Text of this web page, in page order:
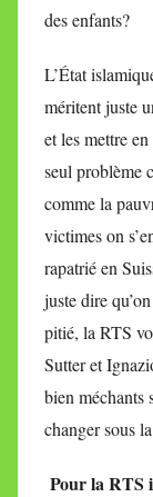
des enfants?
L’État
méritent juste
et les mettre
seul problème
comme la
victimes on
rapatrié en
juste dire
pitié, la RTS
Sutter et
bien méchants
changer sous
Pour la RTS